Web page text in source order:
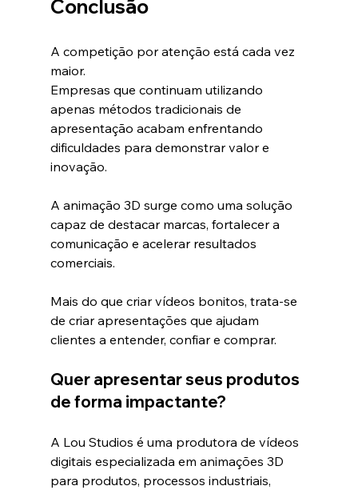
Conclusão
A competição por atenção está cada vez
maior.
Empresas que continuam utilizando
apenas métodos tradicionais de
apresentação acabam enfrentando
dificuldades para demonstrar valor e
inovação.
A animação 3D surge como uma solução
capaz de destacar marcas, fortalecer a
comunicação e acelerar resultados
comerciais.
Mais do que criar vídeos bonitos, trata-se
de criar apresentações que ajudam
clientes a entender, confiar e comprar.
Quer apresentar seus produtos
de forma impactante?
A Lou Studios é uma produtora de vídeos
digitais especializada em animações 3D
para produtos, processos industriais,